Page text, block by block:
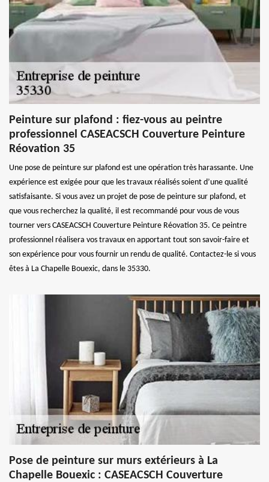
Peinture sur plafond : fiez-vous au peintre
professionnel CASEACSCH Couverture Peinture
Réovation 35
Une pose de peinture sur plafond est une opération très harassante. Une
expérience est exigée pour que les travaux réalisés soient d’une qualité
satisfaisante. Si vous avez un projet de pose de peinture sur plafond, et
que vous recherchez la qualité, il est recommandé pour vous de vous
tourner vers CASEACSCH Couverture Peinture Réovation 35. Ce peintre
professionnel réalisera vos travaux en apportant tout son savoir-faire et
son expérience pour vous fournir un rendu de qualité. Contactez-le si vous
êtes à La Chapelle Bouexic, dans le 35330.
Pose de peinture sur murs extérieurs à La
Chapelle Bouexic : CASEACSCH Couverture